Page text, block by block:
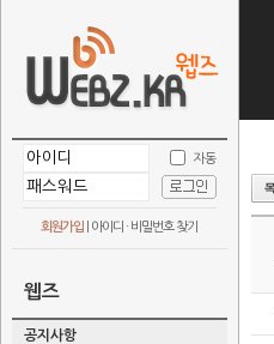
자동
회원가입 아이디 · 비밀번호 찾기
웹즈
공지사항